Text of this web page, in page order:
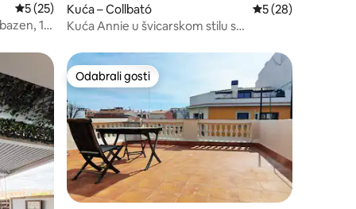
Prosječna ocjena: 5/5, recenzija: 25
5 (25)
1
Kuća – Collbató Prosječna ocjena:
5 (28)
Kuća Annie u švicarskom stilu s
Odabrali gosti
Odabrali gosti